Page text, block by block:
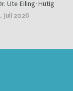
Ute Eiling-Hütig
Juli 2026